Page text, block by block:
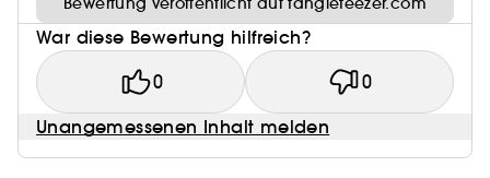
War diese Bewertung hilfreich?
0 0
Unangemessenen Inhalt melden